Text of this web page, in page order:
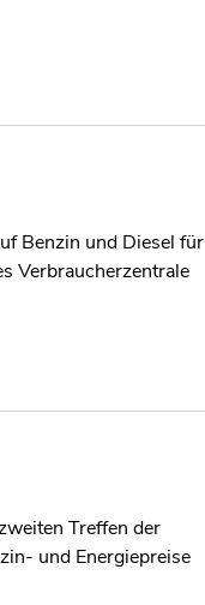
Benzin und Diesel für
Verbraucherzentrale
Treffen der
und Energiepreise